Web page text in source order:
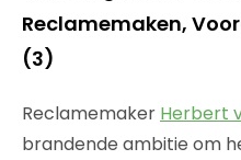
Reclamemaken,
(3)
Reclamemaker Herbert
brandende ambitie om